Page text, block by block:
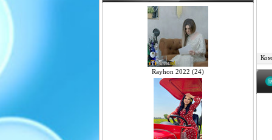
Rayhon 2022 (24)